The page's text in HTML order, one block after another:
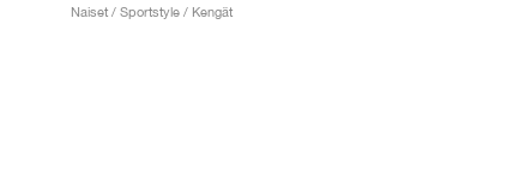
Naiset / Sportstyle / Kengät